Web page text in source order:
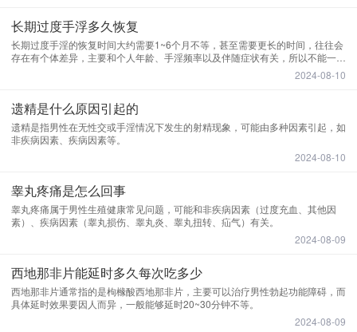
长期过度手浮多久恢复
长期过度手淫的恢复时间大约需要1~6个月不等，甚至需要更长的时间，往往会
存在有个体差异，主要和个人年龄、手淫频率以及伴随症状有关，所以不能一概
2024-08-10
遗精是什么原因引起的
遗精是指男性在无性交或手淫情况下发生的射精现象，可能由多种因素引起，如
非疾病因素、疾病因素等。
2024-08-10
睾丸疼痛是怎么回事
睾丸疼痛属于男性生殖健康常见问题，可能和非疾病因素（过度充血、其他因
素）、疾病因素（睾丸损伤、睾丸炎、睾丸扭转、疝气）有关。
2024-08-09
西地那非片能延时多久每次吃多少
西地那非片通常指的是枸橼酸西地那非片，主要可以治疗男性勃起功能障碍，而
具体延时效果要因人而异，一般能够延时20~30分钟不等。
2024-08-09